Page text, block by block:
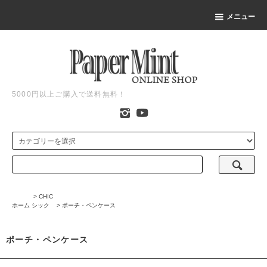
メニュー
5000円以上ご購入で送料無料！
ホーム
> CHIC
シック
> ポーチ・ペンケース
ポーチ・ペンケース